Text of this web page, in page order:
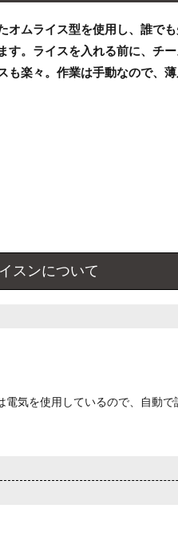
オムライス型を使用し、誰で
す。ライスを入れる前に、チ
も楽々。作業は手動なので、
スンについて
気を使用しているので、自動で